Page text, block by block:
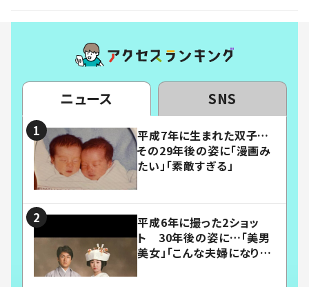
ニュース SNS
平成7年に生まれた双子…
その29年後の姿に「漫画み
たい」「素敵すぎる」
平成6年に撮った2ショッ
ト 30年後の姿に…「美男
美女」「こんな夫婦になりた